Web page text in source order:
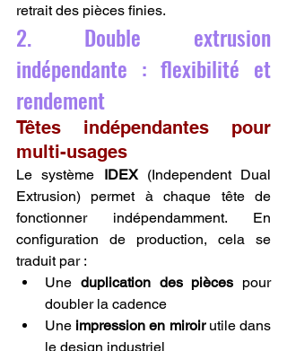
retrait des pièces finies.
2. Double extrusion
indépendante : flexibilité et
rendement
Têtes indépendantes pour
multi-usages
Le système IDEX (Independent Dual
Extrusion) permet à chaque tête de
fonctionner indépendamment. En
configuration de production, cela se
traduit par :
Une duplication des pièces pour
doubler la cadence
Une impression en miroir utile dans
le design industriel